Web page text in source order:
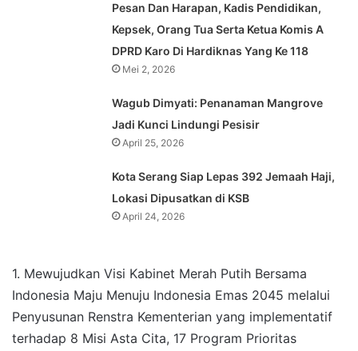
Pesan Dan Harapan, Kadis Pendidikan,
Kepsek, Orang Tua Serta Ketua Komis A
DPRD Karo Di Hardiknas Yang Ke 118
Mei 2, 2026
Wagub Dimyati: Penanaman Mangrove
Jadi Kunci Lindungi Pesisir
April 25, 2026
Kota Serang Siap Lepas 392 Jemaah Haji,
Lokasi Dipusatkan di KSB
April 24, 2026
1. Mewujudkan Visi Kabinet Merah Putih Bersama
Indonesia Maju Menuju Indonesia Emas 2045 melalui
Penyusunan Renstra Kementerian yang implementatif
terhadap 8 Misi Asta Cita, 17 Program Prioritas